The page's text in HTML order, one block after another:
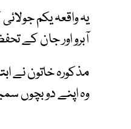
یہ واقعہ یکم
آبرو اور جان کے
مذکورہ خاتون نے
وہ اپنے دو بچوں